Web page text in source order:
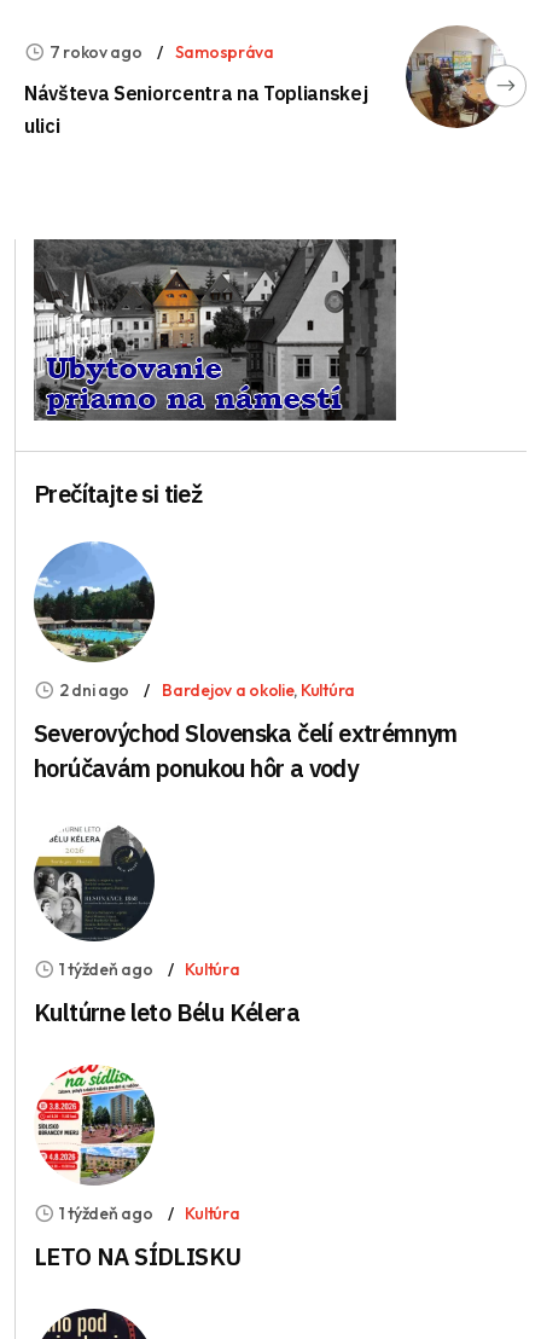
7 rokov ago Samospráva
Návšteva Seniorcentra na Toplianskej
ulici
Prečítajte si tiež
2 dni ago Bardejov a okolie, Kultúra
Severovýchod Slovenska čelí extrémnym
horúčavám ponukou hôr a vody
1 týždeň ago Kultúra
Kultúrne leto Bélu Kélera
1 týždeň ago Kultúra
LETO NA SÍDLISKU